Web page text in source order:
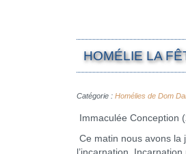
HOMÉLIE LA
Catégorie : Homélies de Dom
Immaculée Conception
Ce matin nous avons la